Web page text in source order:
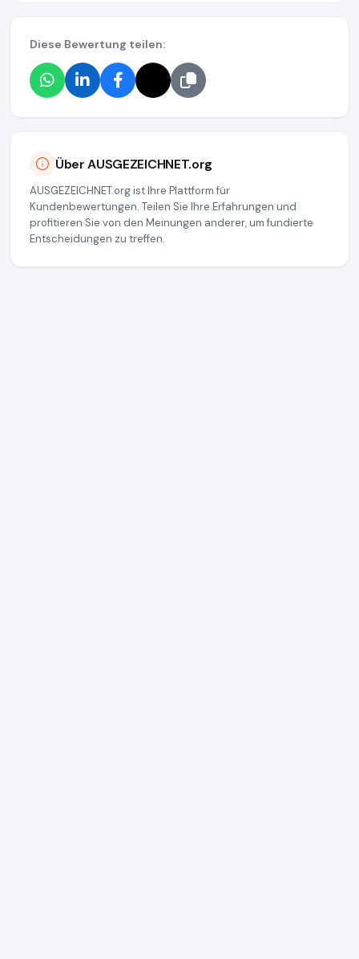
Diese Bewertung teilen:
Über AUSGEZEICHNET.org
AUSGEZEICHNET.org ist Ihre Plattform für
Kundenbewertungen. Teilen Sie Ihre Erfahrungen und
profitieren Sie von den Meinungen anderer, um fundierte
Entscheidungen zu treffen.